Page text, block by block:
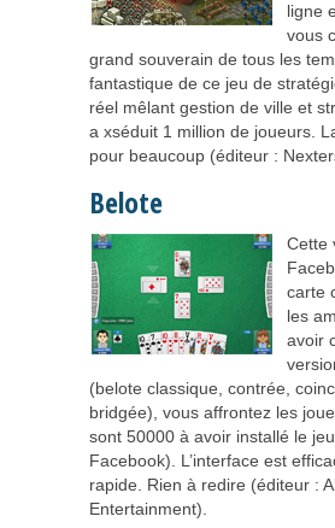
ligne
vous
grand souverain de tous les
fantastique de ce jeu de
réel mêlant gestion de ville et
a xséduit 1 million de joueurs.
pour beaucoup (éditeur :
Belote
Cette
carte
les
avoir
(belote classique, contrée,
bridgée), vous affrontez les
sont 50000 à avoir installé le
Facebook). L’interface est
rapide. Rien à redire (éditeur :
Entertainment).